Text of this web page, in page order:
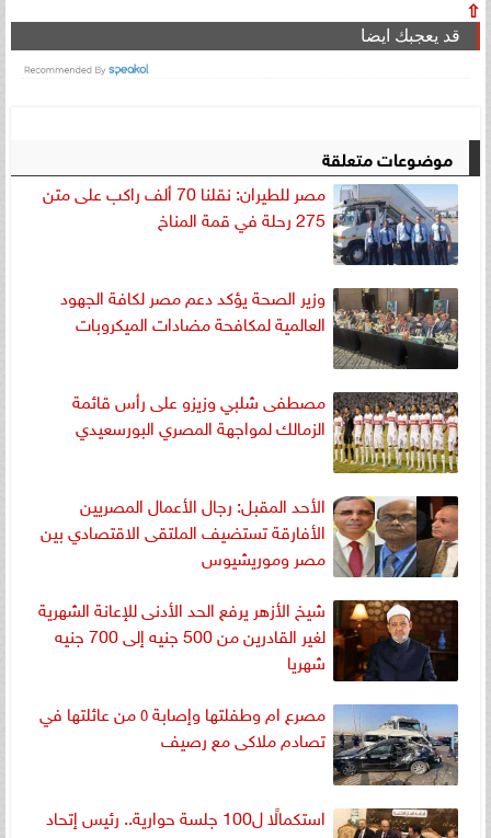
⇧
قد يعجبك ايضا
موضوعات متعلقة
مصر للطيران: نقلنا 70 ألف راكب على متن
275 رحلة في قمة المناخ
وزير الصحة يؤكد دعم مصر لكافة الجهود
العالمية لمكافحة مضادات الميكروبات
مصطفى شلبي وزيزو على رأس قائمة
الزمالك لمواجهة المصري البورسعيدي
الأحد المقبل: رجال الأعمال المصريين
الأفارقة تستضيف الملتقى الاقتصادي بين
مصر وموريشيوس
شيخ الأزهر يرفع الحد الأدنى للإعانة الشهرية
لغير القادرين من 500 جنيه إلى 700 جنيه
شهريا
مصرع ام وطفلتها وإصابة ٥ من عائلتها في
تصادم ملاكى مع رصيف
استكمالًا ل100 جلسة حوارية.. رئيس إتحاد